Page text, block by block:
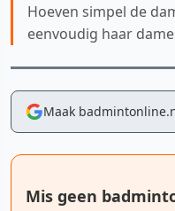
Hoeven simpel de
eenvoudig haar
Maak
Mis geen